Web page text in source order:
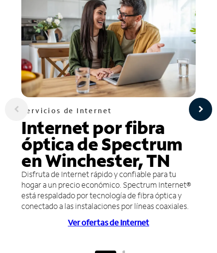
Servicios de Internet
Internet por fibra
óptica de Spectrum
en Winchester, TN
Disfruta de Internet rápido y confiable para tu
hogar a un precio económico. Spectrum Internet®
está respaldado por tecnología de fibra óptica y
conectado a las instalaciones por líneas coaxiales.
Ver ofertas de Internet